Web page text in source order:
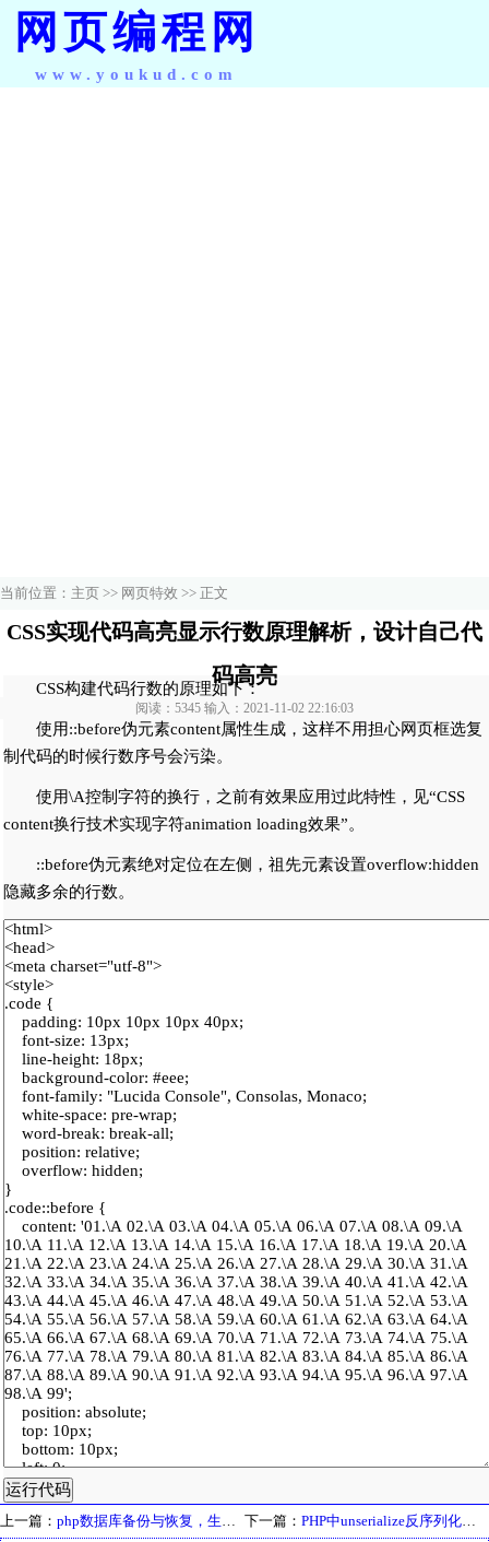
网页编程网
www.youkud.com
当前位置： 主页 >> 网页特效 >> 正文
CSS实现代码高亮显示行数原理解析，设计自己代
码高亮
阅读：5345 输入：2021-11-02 22:16:03
CSS构建代码行数的原理如下：
使用::before伪元素content属性生成，这样不用担心网页框选复
制代码的时候行数序号会污染。
使用\A控制字符的换行，之前有效果应用过此特性，见“CSS
content换行技术实现字符animation loading效果”。
::before伪元素绝对定位在左侧，祖先元素设置overflow:hidden
隐藏多余的行数。
上一篇： php数据库备份与恢复，生成sql语句 下一篇： PHP中unserialize反序列化报错问题，unserialize为空